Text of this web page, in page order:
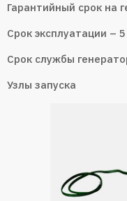
Гарантийный срок на
Срок эксплуатации –
Срок службы
Узлы запуска